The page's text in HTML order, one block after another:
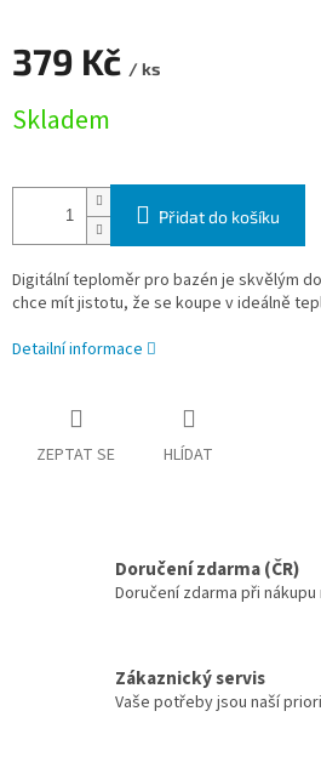
379 Kč / ks
Skladem
Přidat do košíku
Digitální teploměr pro bazén je skvělým
chce mít jistotu, že se koupe v ideálně
Detailní informace
ZEPTAT SE HLÍDAT
Doručení zdarma (ČR)
Doručení zdarma při nákupu
Zákaznický servis
Vaše potřeby jsou naší